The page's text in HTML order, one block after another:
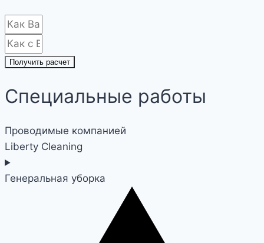
Получить расчет
Специальные работы
Проводимые компанией
Liberty Cleaning
Генеральная уборка